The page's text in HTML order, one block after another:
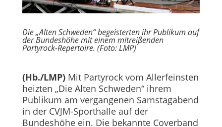
Die „Alten Schweden“ begeisterten ihr Publikum auf
der Bundeshöhe mit einem mitreißenden
Partyrock-Repertoire. (Foto: LMP)
(Hb./LMP)Mit Partyrock vom Allerfeinsten
heizten „Die Alten Schweden“ ihrem
Publikum am vergangenen Samstagabend
in der CVJM-Sporthalle auf der
Bundeshöhe ein. Die bekannte Coverband